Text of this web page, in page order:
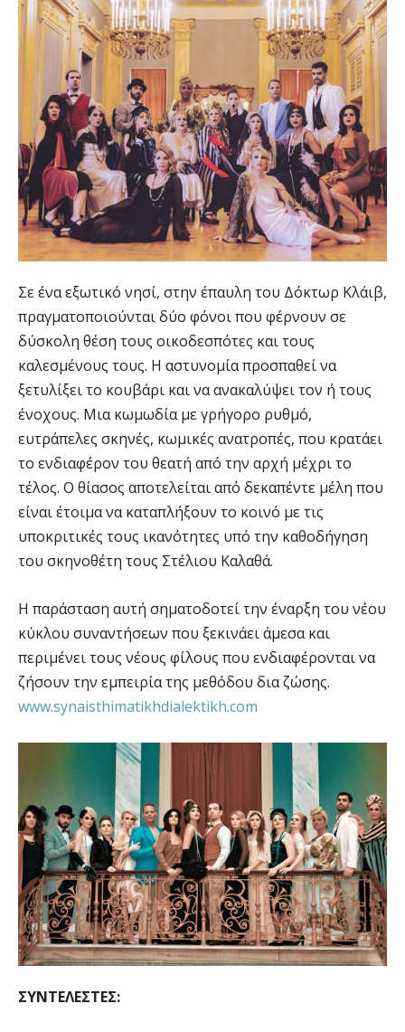
Σε ένα εξωτικό νησί, στην έπαυλη του Δόκτωρ Κλάιβ,
πραγματοποιούνται δύο φόνοι που φέρνουν σε
δύσκολη θέση τους οικοδεσπότες και τους
καλεσμένους τους. Η αστυνομία προσπαθεί να
ξετυλίξει το κουβάρι και να ανακαλύψει τον ή τους
ένοχους. Μια κωμωδία με γρήγορο ρυθμό,
ευτράπελες σκηνές, κωμικές ανατροπές, που κρατάει
το ενδιαφέρον του θεατή από την αρχή μέχρι το
τέλος. Ο θίασος αποτελείται από δεκαπέντε μέλη που
είναι έτοιμα να καταπλήξουν το κοινό με τις
υποκριτικές τους ικανότητες υπό την καθοδήγηση
του σκηνοθέτη τους Στέλιου Καλαθά.
Η παράσταση αυτή σηματοδοτεί την έναρξη του νέου
κύκλου συναντήσεων που ξεκινάει άμεσα και
περιμένει τους νέους φίλους που ενδιαφέρονται να
ζήσουν την εμπειρία της μεθόδου δια ζώσης.
www.synaisthimatikhdialektikh.com
ΣΥΝΤΕΛΕΣΤΕΣ: